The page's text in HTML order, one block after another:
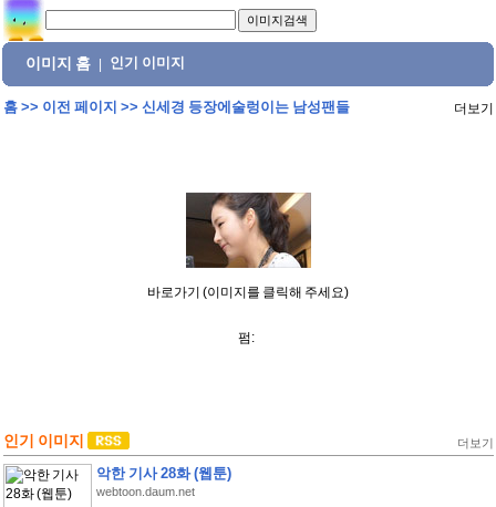
이미지 홈 인기 이미지
홈>> 이전 페이지 >> 신세경 등장에술렁이는 남성팬들 더보기
바로가기 (이미지를 클릭해 주세요)
펌:
인기 이미지 더보기
악한 기사 28화 (웹툰)
webtoon.daum.net